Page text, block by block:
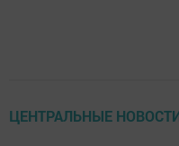
ЦЕНТРАЛЬНЫЕ